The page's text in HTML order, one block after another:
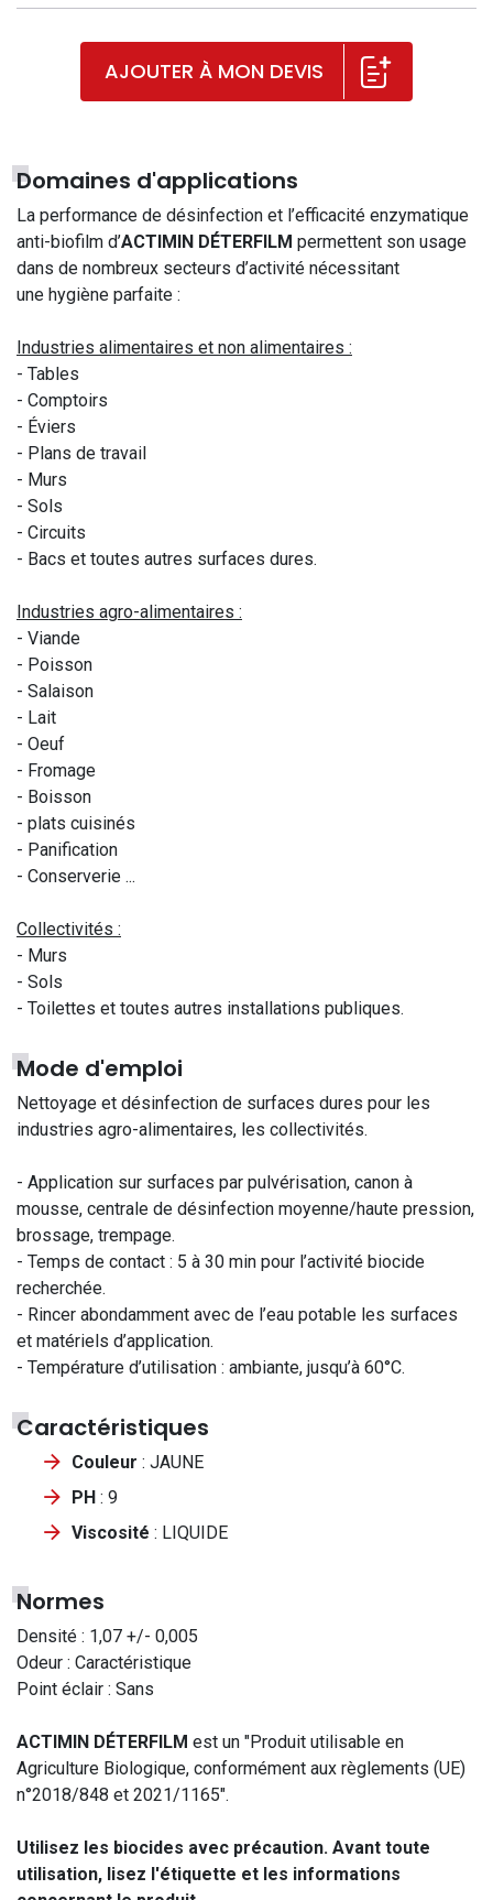
AJOUTER À MON DEVIS
Domaines d'applications
La performance de désinfection et l’efficacité enzymatique
anti-biofilm d’ACTIMIN DÉTERFILM permettent son usage
dans de nombreux secteurs d’activité nécessitant
une hygiène parfaite :
Industries alimentaires et non alimentaires :
- Tables
- Comptoirs
- Éviers
- Plans de travail
- Murs
- Sols
- Circuits
- Bacs et toutes autres surfaces dures.
Industries agro-alimentaires :
- Viande
- Poisson
- Salaison
- Lait
- Oeuf
- Fromage
- Boisson
- plats cuisinés
- Panification
- Conserverie ...
Collectivités :
- Murs
- Sols
- Toilettes et toutes autres installations publiques.
Mode d'emploi
Nettoyage et désinfection de surfaces dures pour les
industries agro-alimentaires, les collectivités.
- Application sur surfaces par pulvérisation, canon à
mousse, centrale de désinfection moyenne/haute pression,
brossage, trempage.
- Temps de contact : 5 à 30 min pour l’activité biocide
recherchée.
- Rincer abondamment avec de l’eau potable les surfaces
et matériels d’application.
- Température d’utilisation : ambiante, jusqu’à 60°C.
Caractéristiques
Couleur : JAUNE
PH : 9
Viscosité : LIQUIDE
Normes
Densité : 1,07 +/- 0,005
Odeur : Caractéristique
Point éclair : Sans
ACTIMIN DÉTERFILM est un "Produit utilisable en
Agriculture Biologique, conformément aux règlements (UE)
n°2018/848 et 2021/1165".
Utilisez les biocides avec précaution. Avant toute
utilisation, lisez l'étiquette et les informations